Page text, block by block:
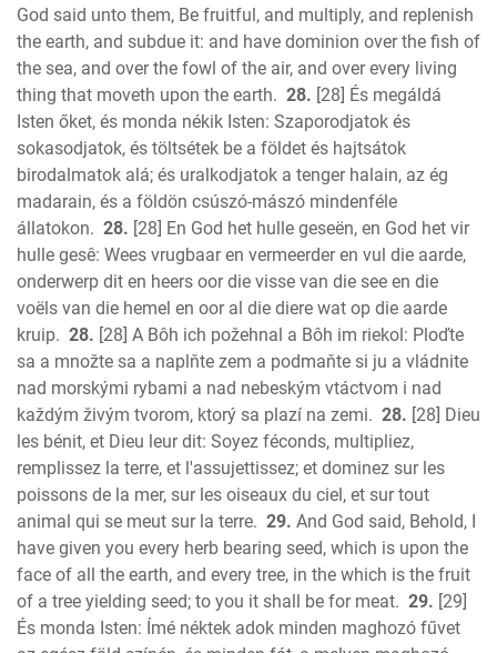
God said unto them, Be fruitful, and multiply, and replenish
the earth, and subdue it: and have dominion over the fish of
the sea, and over the fowl of the air, and over every living
thing that moveth upon the earth. 28. [28] És megáldá
Isten őket, és monda nékik Isten: Szaporodjatok és
sokasodjatok, és töltsétek be a földet és hajtsátok
birodalmatok alá; és uralkodjatok a tenger halain, az ég
madarain, és a földön csúszó-mászó mindenféle
állatokon. 28. [28] En God het hulle geseën, en God het vir
hulle gesê: Wees vrugbaar en vermeerder en vul die aarde,
onderwerp dit en heers oor die visse van die see en die
voëls van die hemel en oor al die diere wat op die aarde
kruip. 28. [28] A Bôh ich požehnal a Bôh im riekol: Ploďte
sa a množte sa a naplňte zem a podmaňte si ju a vládnite
nad morskými rybami a nad nebeským vtáctvom i nad
každým živým tvorom, ktorý sa plazí na zemi. 28. [28] Dieu
les bénit, et Dieu leur dit: Soyez féconds, multipliez,
remplissez la terre, et l'assujettissez; et dominez sur les
poissons de la mer, sur les oiseaux du ciel, et sur tout
animal qui se meut sur la terre. 29. And God said, Behold, I
have given you every herb bearing seed, which is upon the
face of all the earth, and every tree, in the which is the fruit
of a tree yielding seed; to you it shall be for meat. 29. [29]
És monda Isten: Ímé néktek adok minden maghozó fűvet